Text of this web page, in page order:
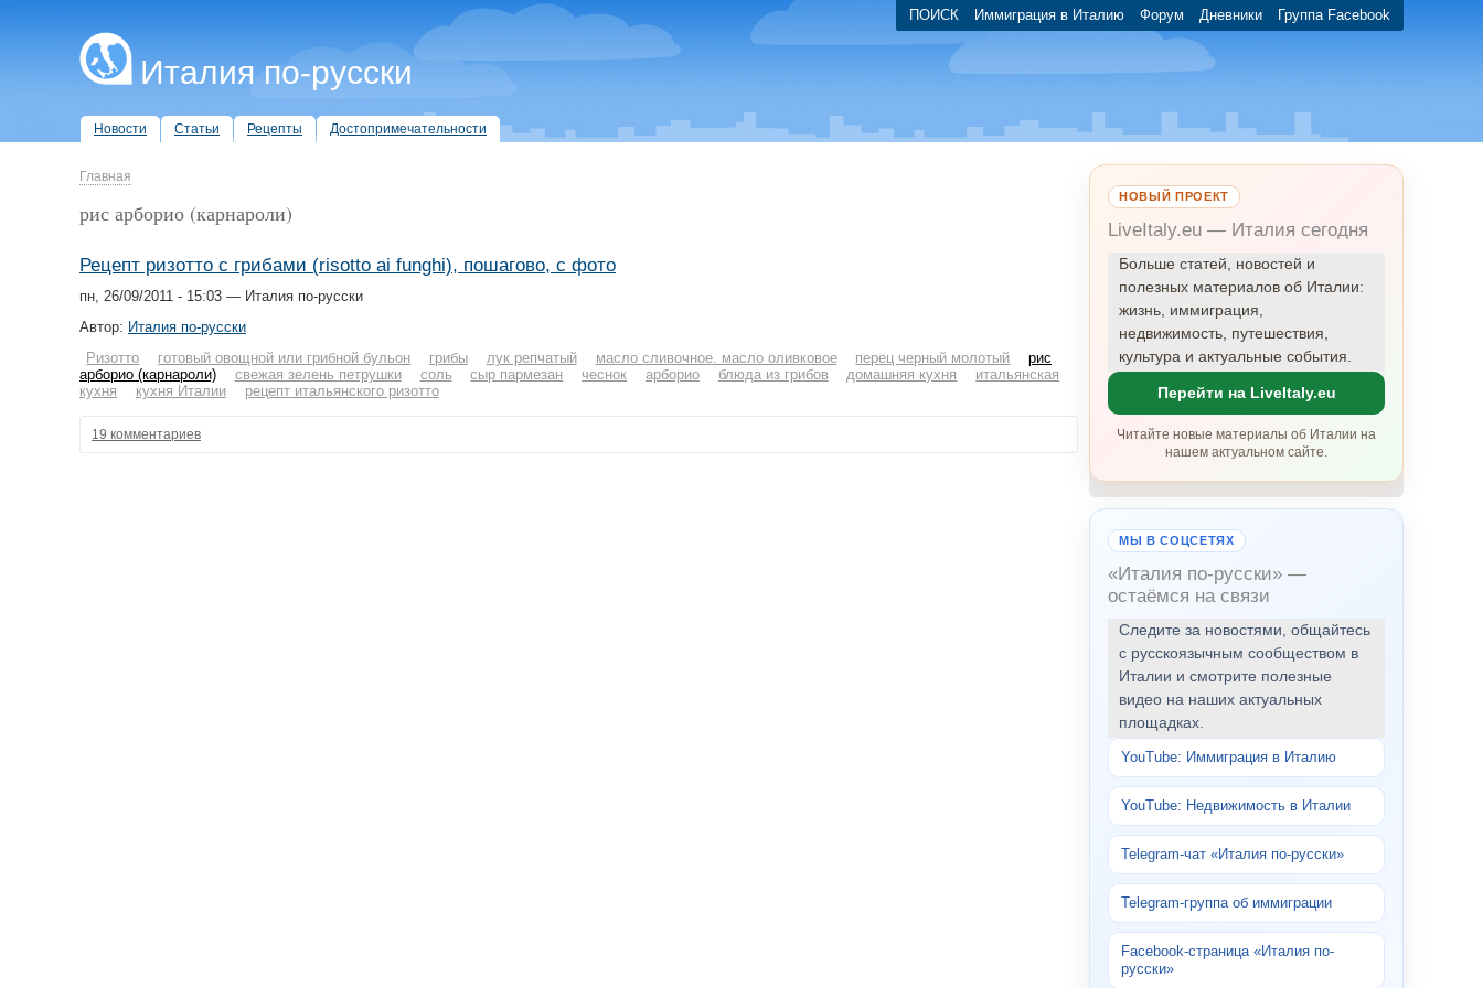
Италия по-русски
ПОИСК Иммиграция в Италию Форум Дневники Группа Facebook
Новости Статьи Рецепты Достопримечательности
Главная
рис арборио (карнароли)
Рецепт ризотто с грибами (risotto ai funghi), пошагово, с фото
пн, 26/09/2011 - 15:03 — Италия по-русски
Автор: Италия по-русски
Ризотто
готовый овощной или грибной бульон грибы лук репчатый масло сливочное. масло оливковое перец черный молотый
рис
арборио (карнароли)
свежая зелень петрушки соль сыр пармезан чеснок арборио блюда из грибов домашняя кухня
итальянская
кухня
кухня Италии рецепт итальянского ризотто
19 комментариев
НОВЫЙ ПРОЕКТ
LiveItaly.eu — Италия сегодня
Больше статей, новостей и
полезных материалов об Италии:
жизнь, иммиграция,
недвижимость, путешествия,
культура и актуальные события.
Перейти на LiveItaly.eu
Читайте новые материалы об Италии на
нашем актуальном сайте.
МЫ В СОЦСЕТЯХ
«Италия по-русски» —
остаёмся на связи
Следите за новостями, общайтесь
с русскоязычным сообществом в
Италии и смотрите полезные
видео на наших актуальных
площадках.
YouTube: Иммиграция в Италию
YouTube: Недвижимость в Италии
Telegram-чат «Италия по-русски»
Telegram-группа об иммиграции
Facebook-страница «Италия по-
русски»